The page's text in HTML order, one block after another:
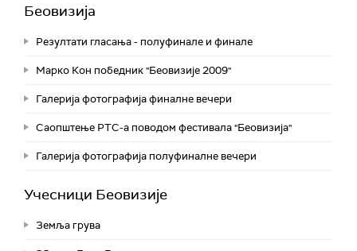
Беовизија
Резултати гласања - полуфинале и финале
Марко Кон победник "Беовизије 2009"
Галерија фотографија финалне вечери
Саопштење РТС-а поводом фестивала "Беовизија"
Галерија фотографија полуфиналне вечери
Учесници Беовизије
Земља грува